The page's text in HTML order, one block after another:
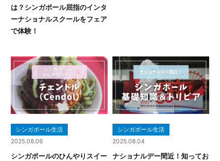
は？シンガポール屈指のインタ
ーナショナルスクールをフェア
で体験！
シンガポール生活
2025.08.06
シンガポールのひんやりスイー
シンガポール生活
2025.08.04
ナショナルデー間近！知ってお